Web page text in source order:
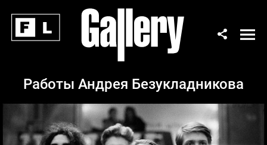
Работы Андрея Безукладникова